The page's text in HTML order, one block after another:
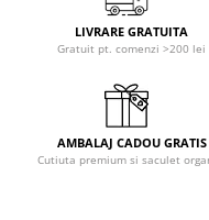
LIVRARE GRATUITA
Gratuit pt. comenzi >200 lei
AMBALAJ CADOU GRATIS
Cutiuta premium si saculet